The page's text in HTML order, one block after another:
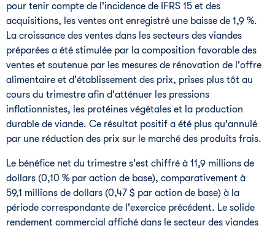
pour tenir compte de l'incidence de IFRS 15 et des
acquisitions, les ventes ont enregistré une baisse de 1,9 %.
La croissance des ventes dans les secteurs des viandes
préparées a été stimulée par la composition favorable des
ventes et soutenue par les mesures de rénovation de l'offre
alimentaire et d'établissement des prix, prises plus tôt au
cours du trimestre afin d'atténuer les pressions
inflationnistes, les protéines végétales et la production
durable de viande. Ce résultat positif a été plus qu'annulé
par une réduction des prix sur le marché des produits frais.
Le bénéfice net du trimestre s'est chiffré à 11,9 millions de
dollars (0,10 % par action de base), comparativement à
59,1 millions de dollars (0,47 $ par action de base) à la
période correspondante de l'exercice précédent. Le solide
rendement commercial affiché dans le secteur des viandes